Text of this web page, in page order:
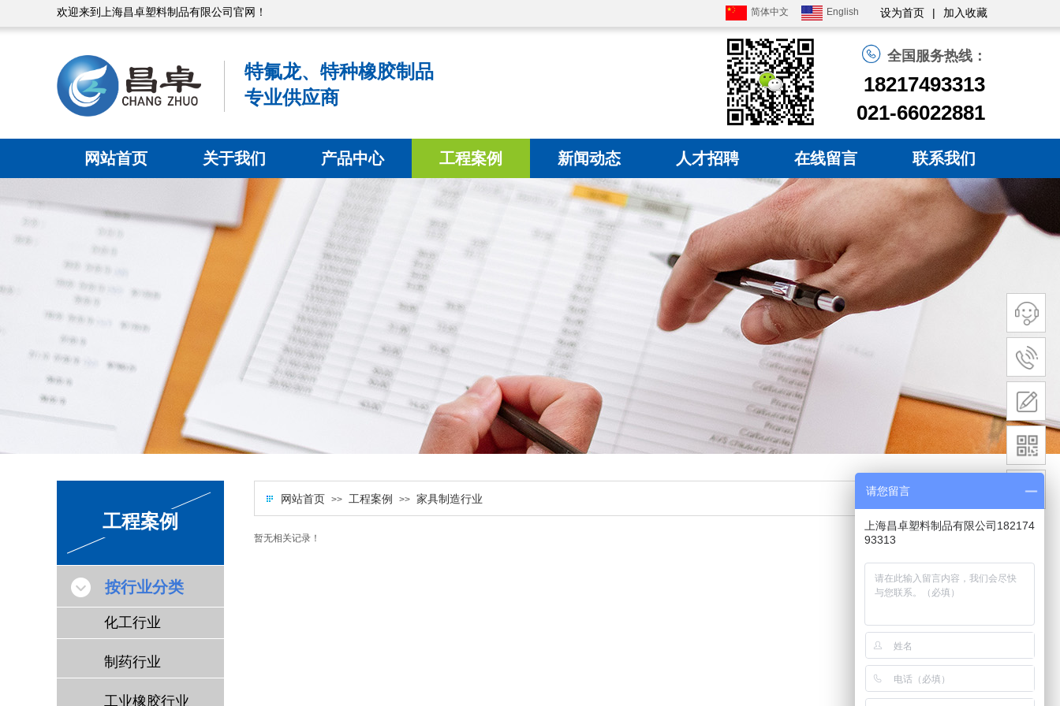
简体中文 English
欢迎来到上海昌卓塑料制品有限公司官网！ 设为首页 | 加入收藏
全国服务热线：
特氟龙、特种橡胶制品
专业供应商
18217493313
021-66022881
网站首页 关于我们 产品中心 工程案例 新闻动态 人才招聘 在线留言 联系我们
网站首页 >> 工程案例 >> 家具制造行业
工程案例
暂无相关记录！
按行业分类
化工行业
制药行业
工业橡胶行业
请您留言
上海昌卓塑料制品有限公司182174
93313